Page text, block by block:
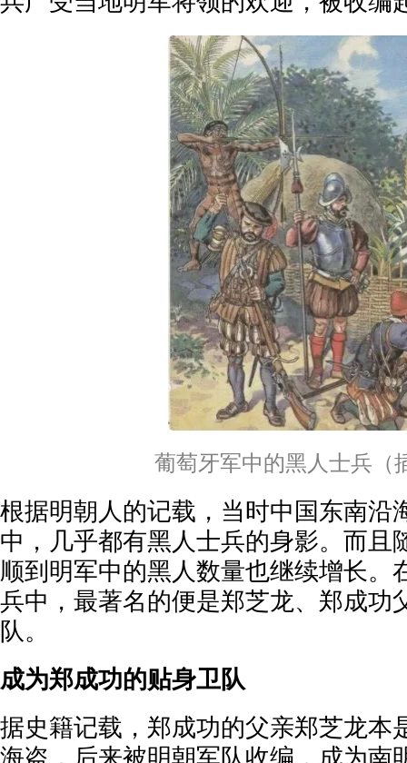
葡萄牙军中的黑人士兵（
根据明朝人的记载，当时中国东南沿
中，几乎都有黑人士兵的身影。而且
顺到明军中的黑人数量也继续增长。
兵中，最著名的便是郑芝龙、郑成功
队。
成为郑成功的贴身卫队
据史籍记载，郑成功的父亲郑芝龙本
海盗，后来被明朝军队收编，成为南